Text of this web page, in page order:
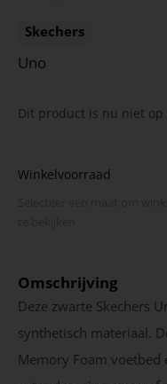
Skechers
Uno
Dit product is nu niet
Winkelvoorraad
Omschrijving
Deze zwarte Skechers
synthetisch materiaal.
Memory Foam voetbed